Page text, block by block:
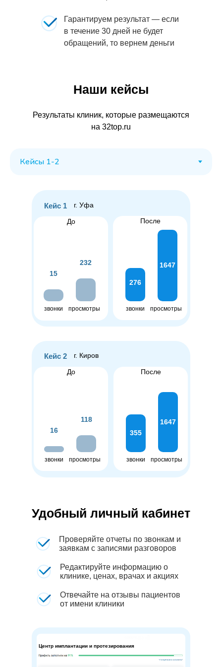
Гарантируем результат — если
в течение 30 дней не будет
обращений, то вернем деньги
Наши кейсы
Результаты клиник, которые размещаются
на 32top.ru
Кейс 2 г. Киров
До После
звонки просмотры
118
16
звонки просмотры
1647
355
звонки просмотры
До
232
15
звонки просмотры
276
1647
После
Кейс 1 г. Уфа
До
131
225
1480
После
Кейс 3
До
46
255
1340
После
Кейс 5
Удобный личный кабинет
Проверяйте отчеты по звонкам и
заявкам с записями разговоров
Редактируйте информацию о
клинике, ценах, врачах и акциях
Отвечайте на отзывы пациентов
от имени клиники
Центр имплантации и протезирования